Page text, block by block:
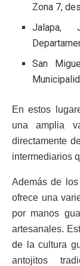
Zona 7,
Jalapa,
San
En estos
una amplia
directamente
intermediarios
Además de
ofrece una
por manos
artesanales.
de la cultura
antojitos